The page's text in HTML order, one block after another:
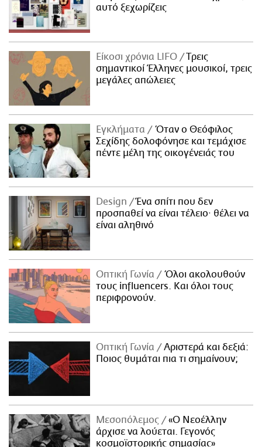
αυτό ξεχωρίζεις
Είκοσι χρόνια LIFO
Tρεις
σημαντικοί Έλληνες μουσικοί, τρεις
μεγάλες απώλειες
Εγκλήματα
Όταν ο Θεόφιλος
Σεχίδης δολοφόνησε και τεμάχισε
πέντε μέλη της οικογένειάς του
Design
Ένα σπίτι που δεν
προσπαθεί να είναι τέλειο· θέλει να
είναι αληθινό
Οπτική Γωνία
Όλοι ακολουθούν
τους influencers. Και όλοι τους
περιφρονούν.
Οπτική Γωνία
Αριστερά και δεξιά:
Ποιος θυμάται πια τι σημαίνουν;
Μεσοπόλεμος
«Ο Νεοέλλην
άρχισε να λούεται. Γεγονός
κοσμοϊστορικής σημασίας»